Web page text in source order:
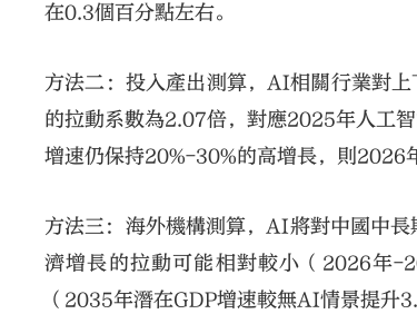
在0.3個百分點左右。
方法二：投入產出測算，AI相關行業對
的拉動系數為2.07倍，對應2025年人工
增速仍保持20%-30%的高增長，則2026
方法三：海外機構測算，AI將對中國中
濟增長的拉動可能相對較小（2026年-
（2035年潛在GDP增速較無AI情景提升